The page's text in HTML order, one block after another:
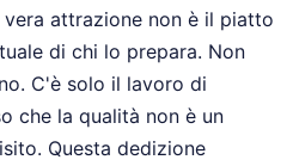
attrazione non è il piatto
di chi lo prepara. Non
C'è solo il lavoro di
che la qualità non è un
Questa dedizione